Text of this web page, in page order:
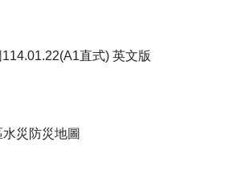
直式) 英文版
災防災地圖